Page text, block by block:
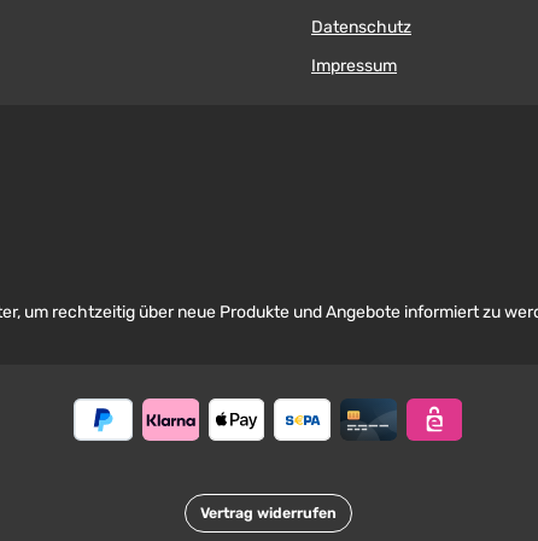
Datenschutz
Impressum
um rechtzeitig über neue Produkte und Angebote informiert zu
Vertrag widerrufen